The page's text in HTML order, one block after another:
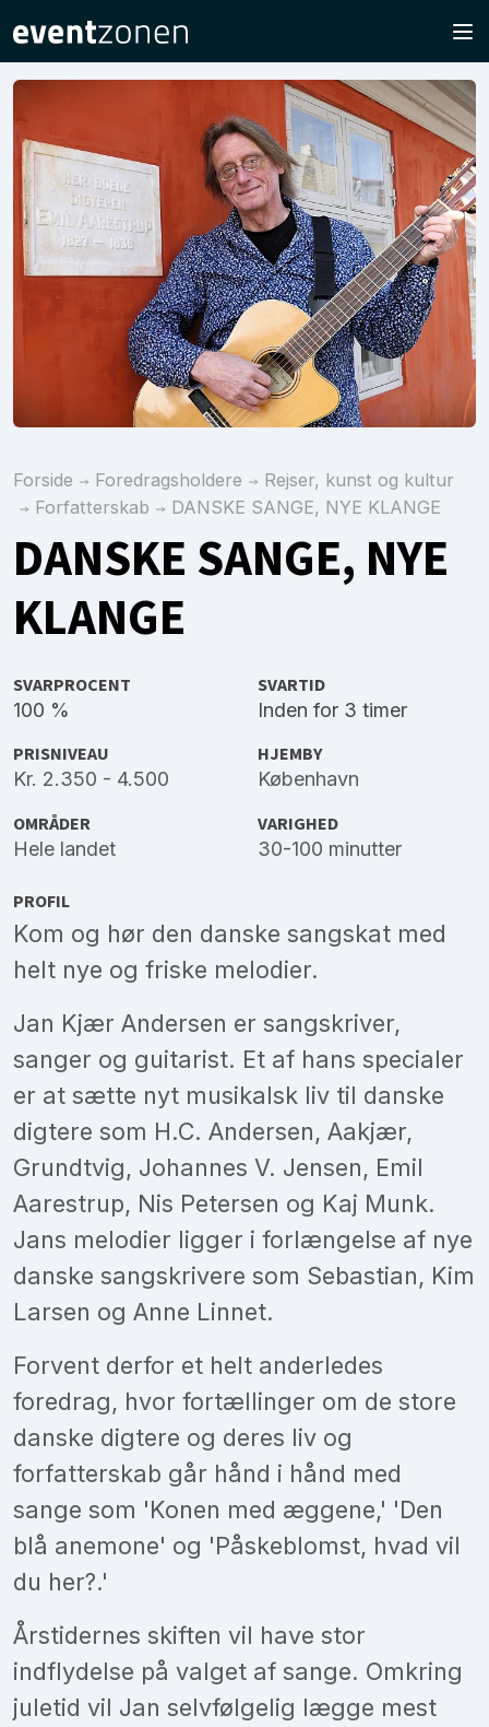
Forside Foredragsholdere
Rejser, kunst og kultur
Forfatterskab
DANSKE SANGE, NYE KLANGE
DANSKE SANGE, NYE
KLANGE
SVARPROCENT
100 %
SVARTID
Inden for 3 timer
PRISNIVEAU
Kr. 2.350 - 4.500
HJEMBY
København
OMRÅDER
Hele landet
VARIGHED
30-100 minutter
PROFIL
Kom og hør den danske sangskat med
helt nye og friske melodier.
Jan Kjær Andersen er sangskriver,
sanger og guitarist. Et af hans specialer
er at sætte nyt musikalsk liv til danske
digtere som H.C. Andersen, Aakjær,
Grundtvig, Johannes V. Jensen, Emil
Aarestrup, Nis Petersen og Kaj Munk.
Jans melodier ligger i forlængelse af nye
danske sangskrivere som Sebastian, Kim
Larsen og Anne Linnet.
Forvent derfor et helt anderledes
foredrag, hvor fortællinger om de store
danske digtere og deres liv og
forfatterskab går hånd i hånd med
sange som 'Konen med æggene,' 'Den
blå anemone' og 'Påskeblomst, hvad vil
du her?.'
Årstidernes skiften vil have stor
indflydelse på valget af sange. Omkring
juletid vil Jan selvfølgelig lægge mest